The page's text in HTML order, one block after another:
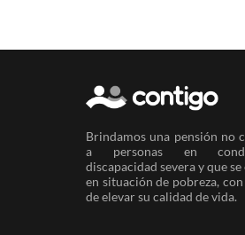
Brindamos una pensión no
a personas en
discapacidad severa y que
en situación de pobreza,
de elevar su calidad de vida.